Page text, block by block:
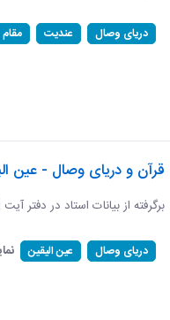
دریای وصال عندیت
قرآن و دریای وصال - عین
برگرفته از بیانات استاد در دفتر آیت
دریای وصال عین الیقین